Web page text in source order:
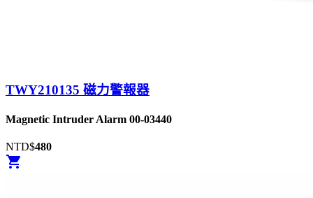
TWY210135 磁力警報器
Magnetic Intruder Alarm 00-03440
NTD$480
shopping_cart